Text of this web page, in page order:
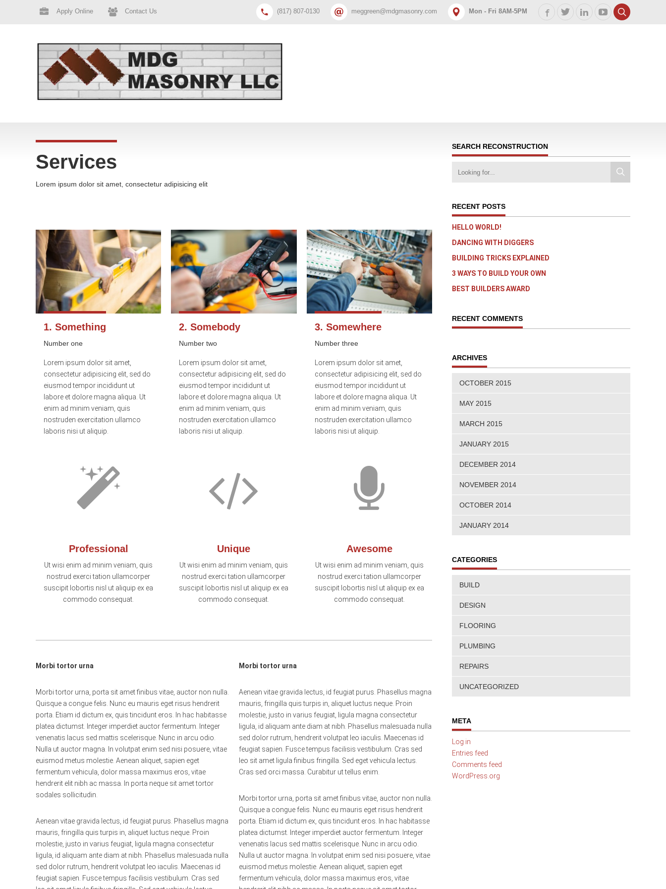
Apply Online Contact Us (817) 807-0130 meggreen@mdgmasonry.com Mon - Fri 8AM-5PM
Services
Lorem ipsum dolor sit amet, consectetur adipisicing elit
1. Something
Number one
Lorem ipsum dolor sit amet,
consectetur adipisicing elit, sed do
eiusmod tempor incididunt ut
labore et dolore magna aliqua. Ut
enim ad minim veniam, quis
nostruden exercitation ullamco
laboris nisi ut aliquip.
2. Somebody
Number two
Lorem ipsum dolor sit amet,
consectetur adipisicing elit, sed do
eiusmod tempor incididunt ut
labore et dolore magna aliqua. Ut
enim ad minim veniam, quis
nostruden exercitation ullamco
laboris nisi ut aliquip.
3. Somewhere
Number three
Lorem ipsum dolor sit amet,
consectetur adipisicing elit, sed do
eiusmod tempor incididunt ut
labore et dolore magna aliqua. Ut
enim ad minim veniam, quis
nostruden exercitation ullamco
laboris nisi ut aliquip.
Professional
Ut wisi enim ad minim veniam, quis
nostrud exerci tation ullamcorper
suscipit lobortis nisl ut aliquip ex ea
commodo consequat.
Unique
Ut wisi enim ad minim veniam, quis
nostrud exerci tation ullamcorper
suscipit lobortis nisl ut aliquip ex ea
commodo consequat.
Awesome
Ut wisi enim ad minim veniam, quis
nostrud exerci tation ullamcorper
suscipit lobortis nisl ut aliquip ex ea
commodo consequat.
Morbi tortor urna
Morbi tortor urna, porta sit amet finibus vitae, auctor non nulla.
Quisque a congue felis. Nunc eu mauris eget risus hendrerit
porta. Etiam id dictum ex, quis tincidunt eros. In hac habitasse
platea dictumst. Integer imperdiet auctor fermentum. Integer
venenatis lacus sed mattis scelerisque. Nunc in arcu odio.
Nulla ut auctor magna. In volutpat enim sed nisi posuere, vitae
euismod metus molestie. Aenean aliquet, sapien eget
fermentum vehicula, dolor massa maximus eros, vitae
hendrerit elit nibh ac massa. In porta neque sit amet tortor
sodales sollicitudin.
Aenean vitae gravida lectus, id feugiat purus. Phasellus magna
mauris, fringilla quis turpis in, aliquet luctus neque. Proin
molestie, justo in varius feugiat, ligula magna consectetur
ligula, id aliquam ante diam at nibh. Phasellus malesuada nulla
sed dolor rutrum, hendrerit volutpat leo iaculis. Maecenas id
feugiat sapien. Fusce tempus facilisis vestibulum. Cras sed
Morbi tortor urna
Aenean vitae gravida lectus, id feugiat purus. Phasellus magna
mauris, fringilla quis turpis in, aliquet luctus neque. Proin
molestie, justo in varius feugiat, ligula magna consectetur
ligula, id aliquam ante diam at nibh. Phasellus malesuada nulla
sed dolor rutrum, hendrerit volutpat leo iaculis. Maecenas id
feugiat sapien. Fusce tempus facilisis vestibulum. Cras sed
leo sit amet ligula finibus fringilla. Sed eget vehicula lectus.
Cras sed orci massa. Curabitur ut tellus enim.
Morbi tortor urna, porta sit amet finibus vitae, auctor non nulla.
Quisque a congue felis. Nunc eu mauris eget risus hendrerit
porta. Etiam id dictum ex, quis tincidunt eros. In hac habitasse
platea dictumst. Integer imperdiet auctor fermentum. Integer
venenatis lacus sed mattis scelerisque. Nunc in arcu odio.
Nulla ut auctor magna. In volutpat enim sed nisi posuere, vitae
euismod metus molestie. Aenean aliquet, sapien eget
fermentum vehicula, dolor massa maximus eros, vitae
SEARCH RECONSTRUCTION
RECENT POSTS
HELLO WORLD!
DANCING WITH DIGGERS
BUILDING TRICKS EXPLAINED
3 WAYS TO BUILD YOUR OWN
BEST BUILDERS AWARD
RECENT COMMENTS
ARCHIVES
OCTOBER 2015
MAY 2015
MARCH 2015
JANUARY 2015
DECEMBER 2014
NOVEMBER 2014
OCTOBER 2014
JANUARY 2014
CATEGORIES
BUILD
DESIGN
FLOORING
PLUMBING
REPAIRS
UNCATEGORIZED
META
Log in
Entries feed
Comments feed
WordPress.org